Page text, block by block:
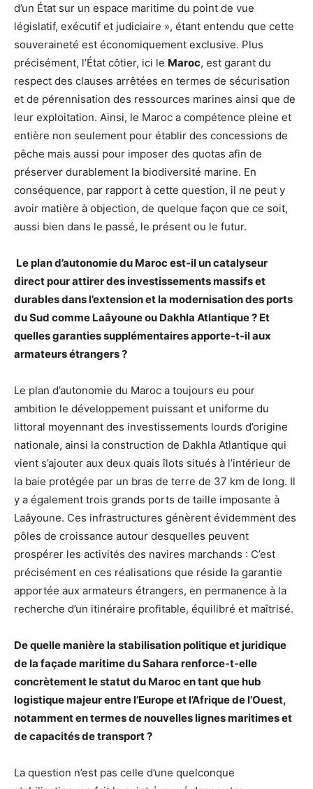
d’un État sur un espace maritime du point de vue
législatif, exécutif et judiciaire », étant entendu que cette
souveraineté est économiquement exclusive. Plus
précisément, l’État côtier, ici le Maroc, est garant du
respect des clauses arrêtées en termes de sécurisation
et de pérennisation des ressources marines ainsi que de
leur exploitation. Ainsi, le Maroc a compétence pleine et
entière non seulement pour établir des concessions de
pêche mais aussi pour imposer des quotas afin de
préserver durablement la biodiversité marine. En
conséquence, par rapport à cette question, il ne peut y
avoir matière à objection, de quelque façon que ce soit,
aussi bien dans le passé, le présent ou le futur.
Le plan d’autonomie du Maroc est-il un catalyseur
direct pour attirer des investissements massifs et
durables dans l’extension et la modernisation des ports
du Sud comme Laâyoune ou Dakhla Atlantique ? Et
quelles garanties supplémentaires apporte-t-il aux
armateurs étrangers ?
Le plan d’autonomie du Maroc a toujours eu pour
ambition le développement puissant et uniforme du
littoral moyennant des investissements lourds d’origine
nationale, ainsi la construction de Dakhla Atlantique qui
vient s’ajouter aux deux quais îlots situés à l’intérieur de
la baie protégée par un bras de terre de 37 km de long. Il
y a également trois grands ports de taille imposante à
Laâyoune. Ces infrastructures génèrent évidemment des
pôles de croissance autour desquelles peuvent
prospérer les activités des navires marchands : C’est
précisément en ces réalisations que réside la garantie
apportée aux armateurs étrangers, en permanence à la
recherche d’un itinéraire profitable, équilibré et maîtrisé.
De quelle manière la stabilisation politique et juridique
de la façade maritime du Sahara renforce-t-elle
concrètement le statut du Maroc en tant que hub
logistique majeur entre l’Europe et l’Afrique de l’Ouest,
notamment en termes de nouvelles lignes maritimes et
de capacités de transport ?
La question n’est pas celle d’une quelconque